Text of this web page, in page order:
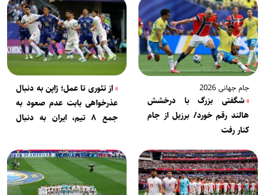
جام جهانی 2026
شگفتی بزرگ با درخشش
هالند رقم خورد/ برزیل از جام
کنار رفت
از تئوری تا عمل؛ ژاپن به دنبال
عذرخواهی بابت عدم صعود به
جمع ۸ تیم، ایران به دنبال